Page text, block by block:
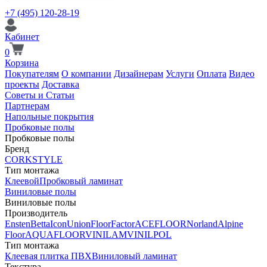
+7 (495) 120-28-19
Кабинет
0
Корзина
Покупателям О компании Дизайнерам Услуги Оплата Видео
проекты Доставка
Советы и Статьи
Партнерам
Напольные покрытия
Пробковые полы
Пробковые полы
Бренд
CORKSTYLE
Тип монтажа
КлеевойПробковый ламинат
Виниловые полы
Виниловые полы
Производитель
EnstenBettaIconUnionFloorFactorACEFLOORNorlandAlpine
FloorAQUAFLOORVINILAMVINILPOL
Тип монтажа
Клеевая плитка ПВХВиниловый ламинат